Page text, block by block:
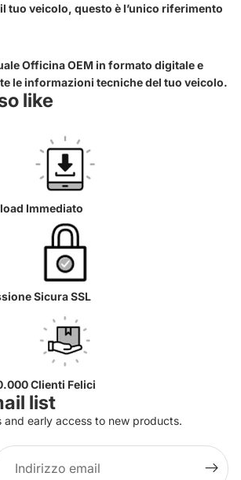
tuo veicolo, questo è l’unico riferimento
Officina OEM in formato digitale e
le informazioni tecniche del tuo veicolo.
like
Immediato
Sicura SSL
Clienti Felici
list
and early access to new products.